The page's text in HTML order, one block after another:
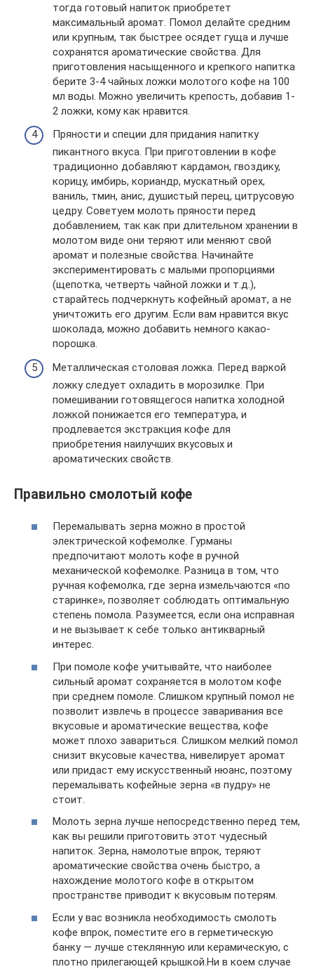
тогда готовый напиток приобретет
максимальный аромат. Помол делайте средним
или крупным, так быстрее осядет гуща и лучше
сохранятся ароматические свойства. Для
приготовления насыщенного и крепкого напитка
берите 3-4 чайных ложки молотого кофе на 100
мл воды. Можно увеличить крепость, добавив 1-
2 ложки, кому как нравится.
Пряности и специи для придания напитку
пикантного вкуса. При приготовлении в кофе
традиционно добавляют кардамон, гвоздику,
корицу, имбирь, кориандр, мускатный орех,
ваниль, тмин, анис, душистый перец, цитрусовую
цедру. Советуем молоть пряности перед
добавлением, так как при длительном хранении в
молотом виде они теряют или меняют свой
аромат и полезные свойства. Начинайте
экспериментировать с малыми пропорциями
(щепотка, четверть чайной ложки и т.д.),
старайтесь подчеркнуть кофейный аромат, а не
уничтожить его другим. Если вам нравится вкус
шоколада, можно добавить немного какао-
порошка.
Металлическая столовая ложка. Перед варкой
ложку следует охладить в морозилке. При
помешивании готовящегося напитка холодной
ложкой понижается его температура, и
продлевается экстракция кофе для
приобретения наилучших вкусовых и
ароматических свойств.
Правильно смолотый кофе
Перемалывать зерна можно в простой
электрической кофемолке. Гурманы
предпочитают молоть кофе в ручной
механической кофемолке. Разница в том, что
ручная кофемолка, где зерна измельчаются «по
старинке», позволяет соблюдать оптимальную
степень помола. Разумеется, если она исправная
и не вызывает к себе только антикварный
интерес.
При помоле кофе учитывайте, что наиболее
сильный аромат сохраняется в молотом кофе
при среднем помоле. Слишком крупный помол не
позволит извлечь в процессе заваривания все
вкусовые и ароматические вещества, кофе
может плохо завариться. Слишком мелкий помол
снизит вкусовые качества, нивелирует аромат
или придаст ему искусственный нюанс, поэтому
перемалывать кофейные зерна «в пудру» не
стоит.
Молоть зерна лучше непосредственно перед тем,
как вы решили приготовить этот чудесный
напиток. Зерна, намолотые впрок, теряют
ароматические свойства очень быстро, а
нахождение молотого кофе в открытом
пространстве приводит к вкусовым потерям.
Если у вас возникла необходимость смолоть
кофе впрок, поместите его в герметическую
банку — лучше стеклянную или керамическую, с
плотно прилегающей крышкой.Ни в коем случае